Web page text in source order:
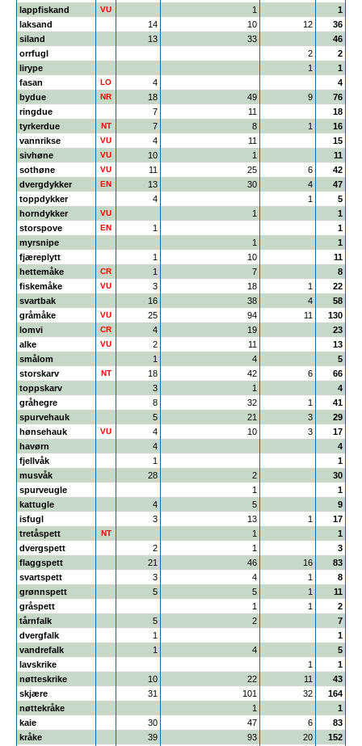
lappfiskand
VU 1
1
laksand
14 10 12
36
siland
13 33
46
orrfugl
2
2
lirype
1
1
fasan
LO 4
4
bydue
NR 18 49 9
76
ringdue
7 11
18
tyrkerdue
NT 7 8 1
16
vannrikse
VU 4 11
15
sivhøne
VU 10 1
11
sothøne
VU 11 25 6
42
dvergdykker
EN 13 30 4
47
toppdykker
4 1
5
horndykker
VU 1
1
storspove
EN 1
1
myrsnipe
1
1
fjæreplytt
1 10
11
hettemåke
CR 1 7
8
fiskemåke
VU 3 18 1
22
svartbak
16 38 4
58
gråmåke
VU 25 94 11
130
lomvi
CR 4 19
23
alke
VU 2 11
13
smålom
1 4
5
storskarv
NT 18 42 6
66
toppskarv
3 1
4
gråhegre
8 32 1
41
spurvehauk
5 21 3
29
hønsehauk
VU 4 10 3
17
havørn
4
4
fjellvåk
1
1
musvåk
28 2
30
spurveugle
1
1
kattugle
4 5
9
isfugl
3 13 1
17
tretåspett
NT 1
1
dvergspett
2 1
3
flaggspett
21 46 16
83
svartspett
3 4 1
8
grønnspett
5 5 1
11
gråspett
1 1
2
tårnfalk
5 2
7
dvergfalk
1
1
vandrefalk
1 4
5
lavskrike
1
1
nøtteskrike
10 22 11
43
skjære
31 101 32
164
nøttekråke
1
1
kaie
30 47 6
83
kråke
39 93 20
152